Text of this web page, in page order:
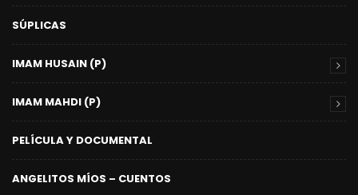
SÚPLICAS
IMAM HUSAIN (P)
IMAM MAHDI (P)
PELÍCULA Y DOCUMENTAL
ANGELITOS MÍOS – CUENTOS